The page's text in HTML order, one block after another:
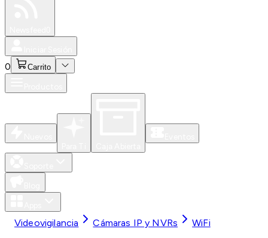
0 Carrito
Videovigilancia Cámaras IP y NVRs WiFi